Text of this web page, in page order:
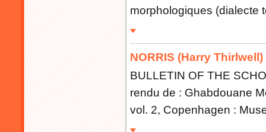
morphologiques (dialecte
NORRIS (Harry Thirlwell)
BULLETIN OF THE
rendu de : Ghabdouane
vol. 2, Copenhagen :